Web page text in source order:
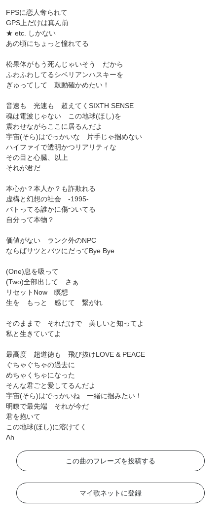
FPSに恋人奪られて
GPS上だけは真ん前
★ etc. しかない
あの頃にちょっと憧れてる
松果体がもう死んじゃいそう だから
ふわふわしてるシベリアンハスキーを
ぎゅってして 鼓動確かめたい！
音速も 光速も 超えてくSIXTH SENSE
魂は電波じゃない この地球(ほし)を
震わせながらここに居るんだよ
宇宙(そら)はでっかいな 片手じゃ掴めない
ハイファイで透明かつリアリティな
その目と心臓、以上
それが君だ
本心か？本人か？も詐欺れる
虚構と幻想の社会 -1995-
バトってる誰かに傷ついてる
自分って本物？
価値がない ランク外のNPC
ならばサツとバツにだってBye Bye
(One)息を吸って
(Two)全部出して さぁ
リセットNow 瞑想
生を もっと 感じて 繋がれ
そのままで それだけで 美しいと知ってよ
私と生きていてよ
最高度 超道徳も 飛び抜けLOVE & PEACE
ぐちゃぐちゃの過去に
めちゃくちゃになった
そんな君ごと愛してるんだよ
宇宙(そら)はでっかいね 一緒に掴みたい！
明瞭で最先端 それが今だ
君を抱いて
この地球(ほし)に溶けてく
Ah
この曲のフレーズを投稿する
マイ歌ネットに登録